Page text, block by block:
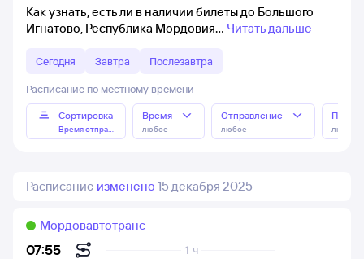
Как узнать, есть ли в наличии билеты до Большого
Игнатово, Республика Мордовия
Читать дальше
Сегодня Завтра Послезавтра
Расписание по местному времени
Сортировка
Время отправления
Время
любое
Отправление
любое любое
Расписание изменено 15 декабря 2025
07:55
1 ч
Мордовавтотранс